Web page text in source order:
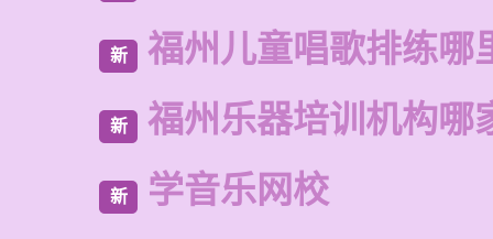
新 福州儿童唱歌排练哪
新 福州乐器培训机构哪
新 学音乐网校